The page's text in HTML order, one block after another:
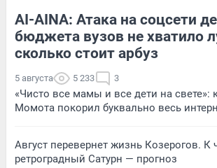
AI-AINA: Атака на соцсети
бюджета вузов не хватило
сколько стоит арбуз
5 августа 5 233 3
«Чисто все мамы и все дети на свете»:
Момота покорил буквально весь
Август перевернет жизнь Козерогов. К
ретроградный Сатурн — прогноз